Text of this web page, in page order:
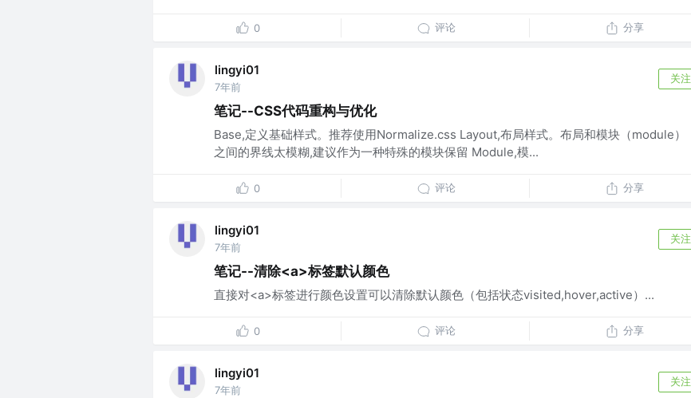
0 评论 分享
lingyi01
7年前
关注
笔记--CSS代码重构与优化
Base,定义基础样式。推荐使用Normalize.css Layout,布局样式。布局和模块（module）
之间的界线太模糊,建议作为一种特殊的模块保留 Module,模...
0 评论 分享
lingyi01
7年前
关注
笔记--清除<a>标签默认颜色
直接对<a>标签进行颜色设置可以清除默认颜色（包括状态visited,hover,active）...
0 评论 分享
lingyi01
7年前
关注